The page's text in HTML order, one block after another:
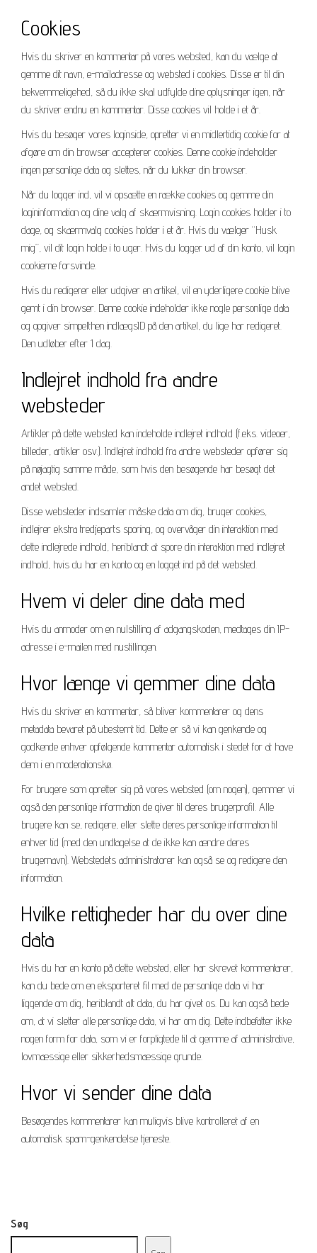
Cookies
Hvis du skriver en kommentar på vores websted, kan du vælge at
gemme dit navn, e-mailadresse og websted i cookies. Disse er til din
bekvemmeligehed, så du ikke skal udfylde dine oplysninger igen, når
du skriver endnu en kommentar. Disse cookies vil holde i et år.
Hvis du besøger vores loginside, opretter vi en midlertidig cookie for at
afgøre om din browser accepterer cookies. Denne cookie indeholder
ingen personlige data og slettes, når du lukker din browser.
Når du logger ind, vil vi opsætte en række cookies og gemme din
logininformation og dine valg af skærmvisning. Login cookies holder i to
dage, og skærmvalg cookies holder i et år. Hvis du vælger “Husk
mig”, vil dit login holde i to uger. Hvis du logger ud af din konto, vil login
cookierne forsvinde.
Hvis du redigerer eller udgiver en artikel, vil en yderligere cookie blive
gemt i din browser. Denne cookie indeholder ikke nogle personlige data
og opgiver simpelthen indlægsID på den artikel, du lige har redigeret.
Den udløber efter 1 dag.
Indlejret indhold fra andre
websteder
Artikler på dette websted kan indeholde indlejret indhold (f.eks. videoer,
billeder, artikler osv.). Indlejret indhold fra andre websteder opfører sig
på nøjagtig samme måde, som hvis den besøgende har besøgt det
andet websted.
Disse websteder indsamler måske data om dig, bruger cookies,
indlejrer ekstra tredjeparts sporing, og overvåger din interaktion med
dette indlejrede indhold, heriblandt at spore din interaktion med indlejret
indhold, hvis du har en konto og en logget ind på det websted.
Hvem vi deler dine data med
Hvis du anmoder om en nulstilling af adgangskoden, medtages din IP-
adresse i e-mailen med nustillingen.
Hvor længe vi gemmer dine data
Hvis du skriver en kommentar, så bliver kommentarer og dens
metadata bevaret på ubestemt tid. Dette er så vi kan genkende og
godkende enhver opfølgende kommentar automatisk i stedet for at have
dem i en moderationskø.
For brugere som opretter sig på vores websted (om nogen), gemmer vi
også den personlige information de giver til deres brugerprofil. Alle
brugere kan se, redigere, eller slette deres personlige information til
enhver tid (med den undtagelse at de ikke kan ændre deres
brugernavn). Webstedets administratorer kan også se og redigere den
information.
Hvilke rettigheder har du over dine
data
Hvis du har en konto på dette websted, eller har skrevet kommentarer,
kan du bede om en eksporteret fil med de personlige data vi har
liggende om dig, heriblandt alt data, du har givet os. Du kan også bede
om, at vi sletter alle personlige data, vi har om dig. Dette indbefatter ikke
nogen form for data, som vi er forpligtede til at gemme af administrative,
lovmæssige eller sikkerhedsmæssige grunde.
Hvor vi sender dine data
Besøgendes kommentarer kan muligvis blive kontrolleret af en
automatisk spam-genkendelse tjeneste.
Søg